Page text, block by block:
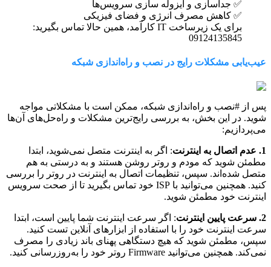
✅ جداسازی و ایزوله سازی سرویس‌ها
✅ کاهش مصرف انرژی و فضای فیزیکی
برای یک زیرساخت IT کارآمد، همین حالا تماس بگیرید:
09124135845
عیب‌یابی مشکلات رایج در نصب و راه‌اندازی شبکه
پس از #نصب و راه‌اندازی شبکه، ممکن است با مشکلاتی مواجه
شوید. در این بخش، به بررسی رایج‌ترین مشکلات و راه‌حل‌های آن‌ها
می‌پردازیم:
1. عدم اتصال به اینترنت
: اگر به اینترنت متصل نمی‌شوید، ابتدا
مطمئن شوید که مودم و روتر روشن هستند و به درستی به هم
متصل شده‌اند. سپس، تنظیمات اتصال به اینترنت در روتر را بررسی
کنید. همچنین می‌توانید با ISP خود تماس بگیرید تا از صحت سرویس
اینترنت خود مطمئن شوید.
2. سرعت پایین اینترنت
: اگر سرعت اینترنت شما پایین است، ابتدا
سرعت اینترنت خود را با استفاده از ابزارهای آنلاین تست کنید.
سپس، مطمئن شوید که هیچ دستگاهی پهنای باند زیادی را مصرف
نمی‌کند. همچنین می‌توانید Firmware روتر خود را به‌روزرسانی کنید.